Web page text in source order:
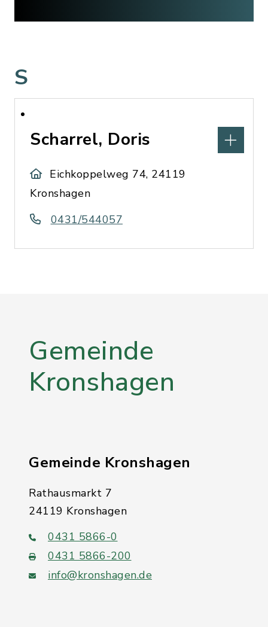
S
Scharrel, Doris
Eichkoppelweg 74, 24119
Kronshagen
0431/544057
Gemeinde
Kronshagen
Gemeinde Kronshagen
Rathausmarkt 7
24119 Kronshagen
0431 5866-0
0431 5866-200
info@kronshagen.de